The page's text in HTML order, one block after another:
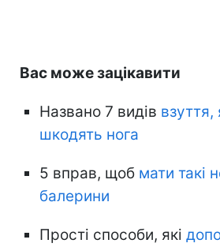
Вас може зацікавити
Названо 7 видів взуття,
шкодять нога
5 вправ, щоб мати такі
балерини
Прості способи, які